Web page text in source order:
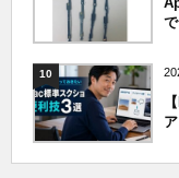
10